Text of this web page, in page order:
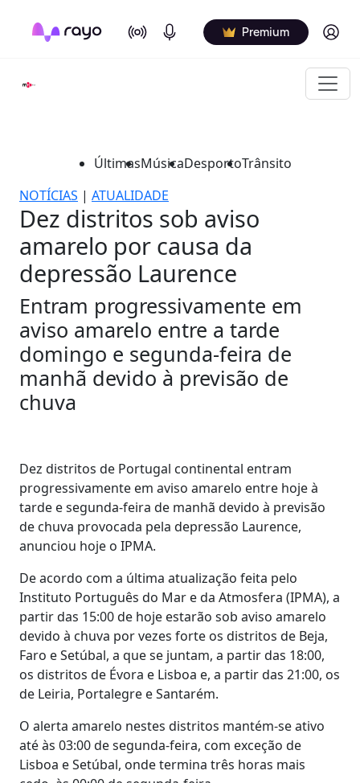
On Air Podcasts Premium Log in
ÚltimasMúsicaDesportoTrânsito
NOTÍCIAS | ATUALIDADE
Dez distritos sob aviso
amarelo por causa da
depressão Laurence
Entram progressivamente em
aviso amarelo entre a tarde
domingo e segunda-feira de
manhã devido à previsão de
chuva
Dez distritos de Portugal continental entram
progressivamente em aviso amarelo entre hoje à
tarde e segunda-feira de manhã devido à previsão
de chuva provocada pela depressão Laurence,
anunciou hoje o IPMA.
De acordo com a última atualização feita pelo
Instituto Português do Mar e da Atmosfera (IPMA), a
partir das 15:00 de hoje estarão sob aviso amarelo
devido à chuva por vezes forte os distritos de Beja,
Faro e Setúbal, a que se juntam, a partir das 18:00,
os distritos de Évora e Lisboa e, a partir das 21:00, os
de Leiria, Portalegre e Santarém.
O alerta amarelo nestes distritos mantém-se ativo
até às 03:00 de segunda-feira, com exceção de
Lisboa e Setúbal, onde termina três horas mais